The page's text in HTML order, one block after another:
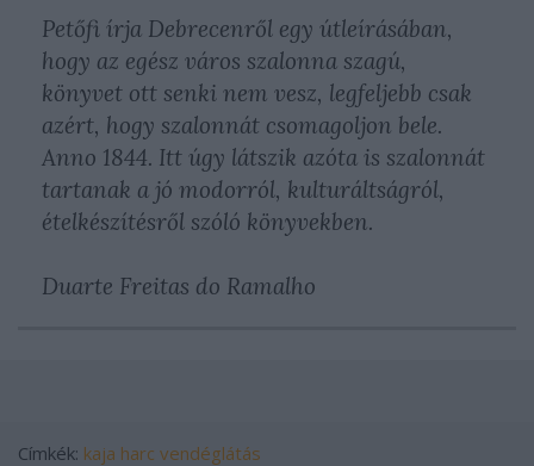
Petőfi írja Debrecenről egy útleírásában,
hogy az egész város szalonna szagú,
könyvet ott senki nem vesz, legfeljebb csak
azért, hogy szalonnát csomagoljon bele.
Anno 1844. Itt úgy látszik azóta is szalonnát
tartanak a jó modorról, kulturáltságról,
ételkészítésről szóló könyvekben.
Duarte Freitas do Ramalho
Címkék: kaja harc vendéglátás